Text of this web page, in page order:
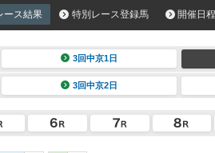
ース結果 特別レース登録馬 開催日程
3回中京1日
3回中京2日